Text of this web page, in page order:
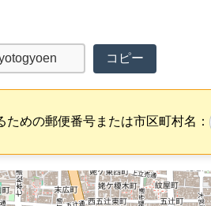
コピー
ための郵便番号または市区町村名：